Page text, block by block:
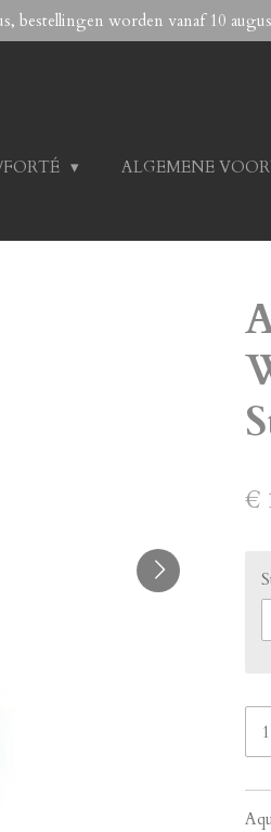
bestellingen worden vanaf 10
ALGEMENE
€